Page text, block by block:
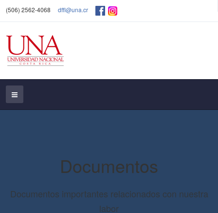
(506) 2562-4068 dffl@una.cr
Documentos
Documentos importantes relacionados con nuestra
labor